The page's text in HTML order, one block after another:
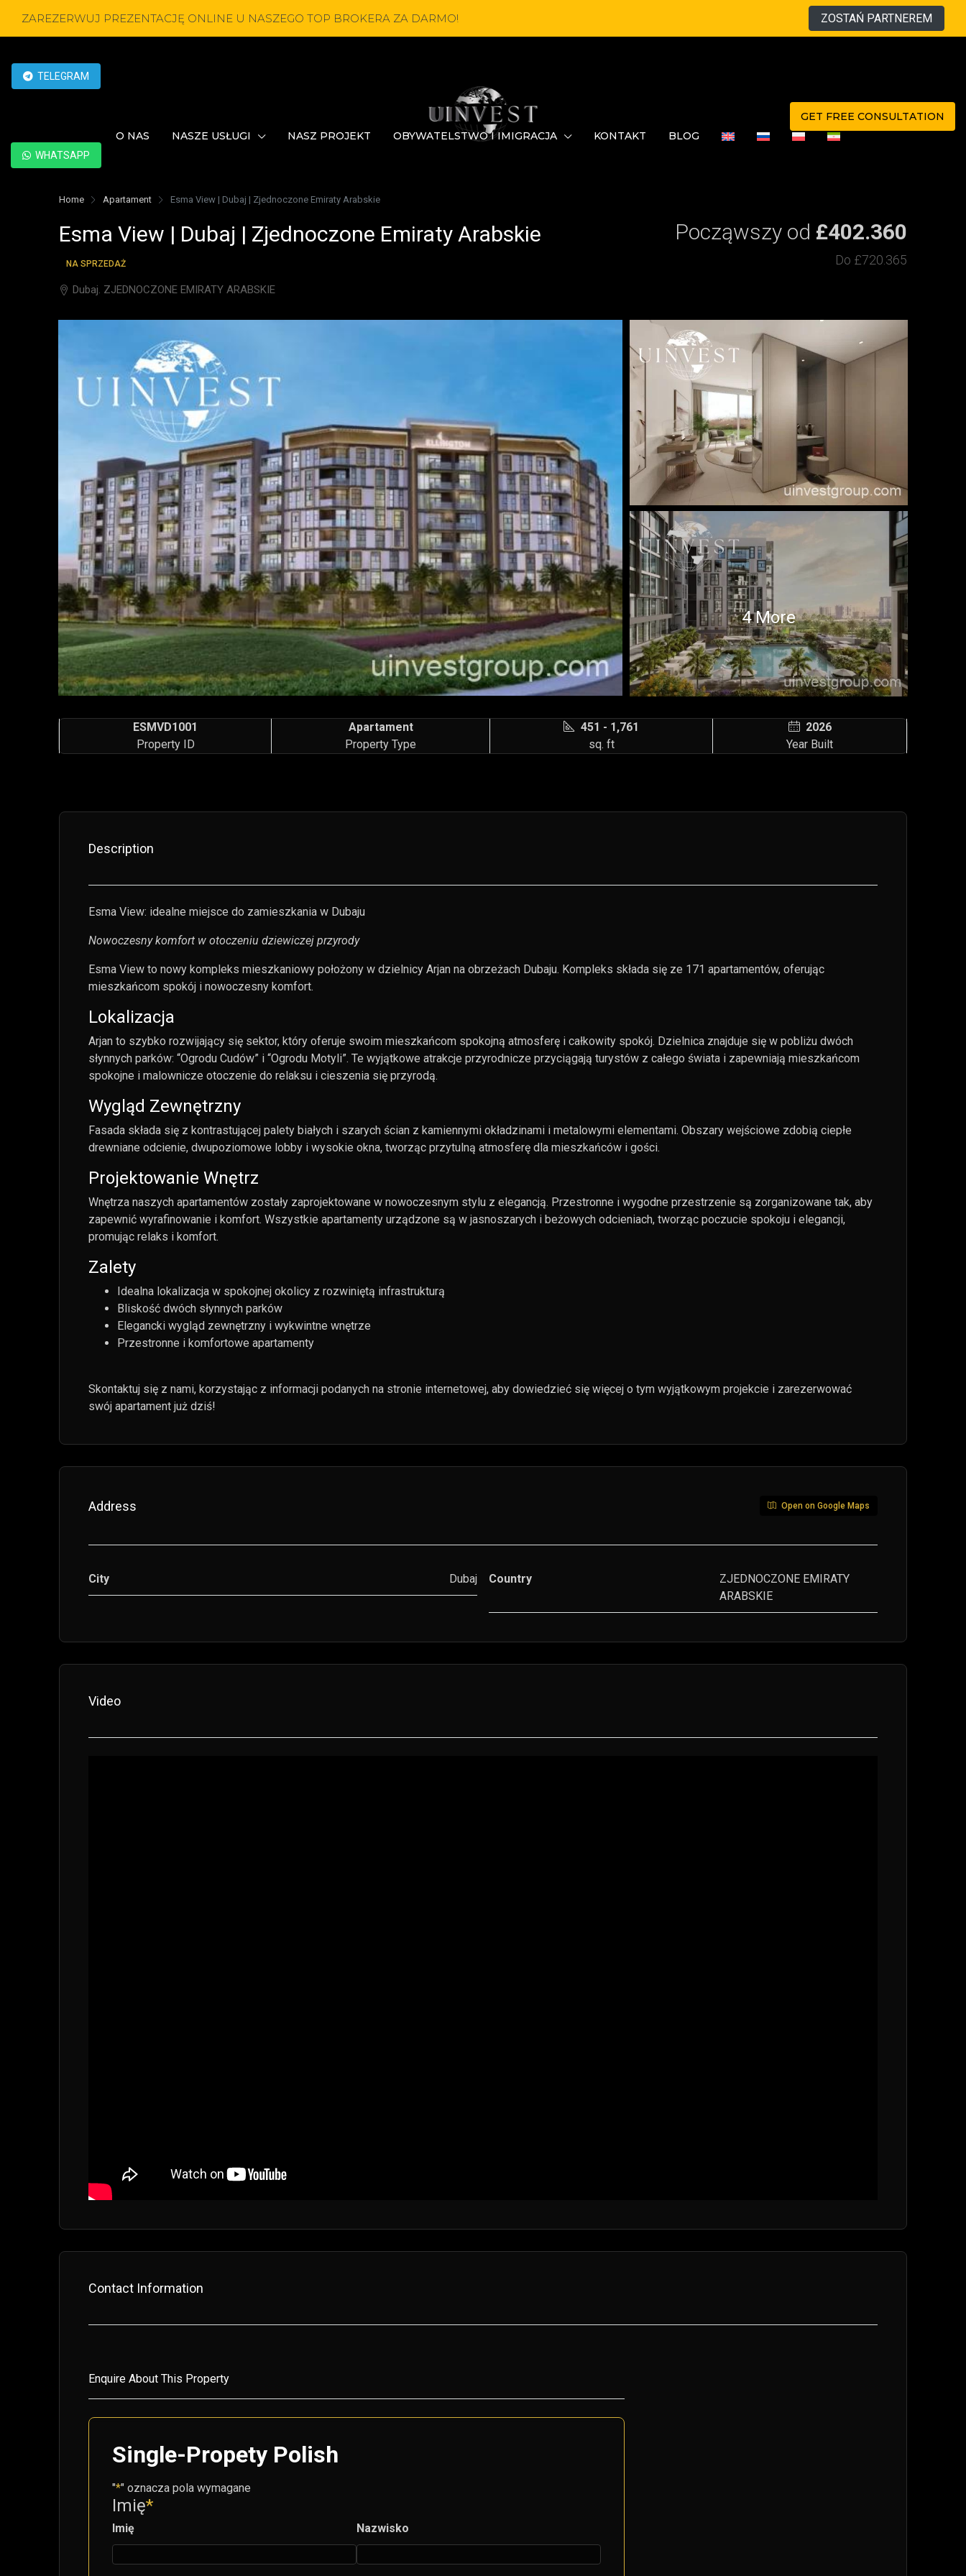
ZAREZERWUJ PREZENTACJĘ ONLINE U NASZEGO TOP BROKERA ZA DARMO! ZOSTAŃ PARTNEREM
TELEGRAM
WHATSAPP
GET FREE CONSULTATION
O NAS
NASZE USŁUGI NASZ PROJEKT OBYWATELSTWO I IMIGRACJA KONTAKT BLOG
Home Apartament Esma View | Dubaj | Zjednoczone Emiraty Arabskie
Esma View | Dubaj | Zjednoczone Emiraty Arabskie Począwszy od £402.360
Do £720.365
NA SPRZEDAŻ
Dubaj. ZJEDNOCZONE EMIRATY ARABSKIE
4 More
ESMVD1001
Property ID
Apartament
Property Type
451 - 1,761
sq. ft
2026
Year Built
Description
Esma View: idealne miejsce do zamieszkania w Dubaju
Nowoczesny komfort w otoczeniu dziewiczej przyrody
Esma View to nowy kompleks mieszkaniowy położony w dzielnicy Arjan na obrzeżach Dubaju. Kompleks składa się ze 171 apartamentów, oferując
mieszkańcom spokój i nowoczesny komfort.
Lokalizacja
Arjan to szybko rozwijający się sektor, który oferuje swoim mieszkańcom spokojną atmosferę i całkowity spokój. Dzielnica znajduje się w pobliżu dwóch
słynnych parków: “Ogrodu Cudów” i “Ogrodu Motyli”. Te wyjątkowe atrakcje przyrodnicze przyciągają turystów z całego świata i zapewniają mieszkańcom
spokojne i malownicze otoczenie do relaksu i cieszenia się przyrodą.
Wygląd Zewnętrzny
Fasada składa się z kontrastującej palety białych i szarych ścian z kamiennymi okładzinami i metalowymi elementami. Obszary wejściowe zdobią ciepłe
drewniane odcienie, dwupoziomowe lobby i wysokie okna, tworząc przytulną atmosferę dla mieszkańców i gości.
Projektowanie Wnętrz
Wnętrza naszych apartamentów zostały zaprojektowane w nowoczesnym stylu z elegancją. Przestronne i wygodne przestrzenie są zorganizowane tak, aby
zapewnić wyrafinowanie i komfort. Wszystkie apartamenty urządzone są w jasnoszarych i beżowych odcieniach, tworząc poczucie spokoju i elegancji,
promując relaks i komfort.
Zalety
Idealna lokalizacja w spokojnej okolicy z rozwiniętą infrastrukturą
Bliskość dwóch słynnych parków
Elegancki wygląd zewnętrzny i wykwintne wnętrze
Przestronne i komfortowe apartamenty
Skontaktuj się z nami, korzystając z informacji podanych na stronie internetowej, aby dowiedzieć się więcej o tym wyjątkowym projekcie i zarezerwować
swój apartament już dziś!
Address Open on Google Maps
City Dubaj Country
ZJEDNOCZONE EMIRATY
ARABSKIE
Video
Contact Information
Enquire About This Property
Single-Propety Polish
"*" oznacza pola wymagane
Imię*
Imię Nazwisko